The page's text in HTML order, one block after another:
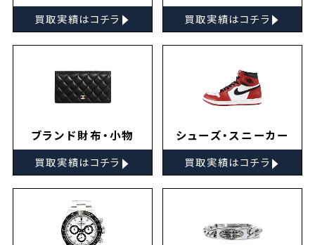
買取実績はコチラ ▸ 買取実績はコチラ ▸
ブランド財布・小物
買取実績はコチラ ▸
シューズ・スニーカー
買取実績はコチラ ▸